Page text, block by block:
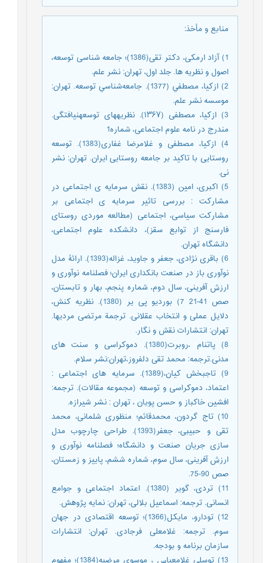
منابع و مأخذ:
1) آزاد ارمکی، دکتر تقی(1386)؛ جامعه شناسی توسعه،
اصول و نظریه ها. جلد اول، تهران: نشر علم.
2) ازكيا، مصطفي (1377). جامعه‌شناسي توسعه. تهران:
موسسه نشر علم.
3) ازکیا، مصطفی (۱۳۶۷). نظریه‎های توسعه‎نیافتگی.
مندرج در نامه علوم اجتماعی، شماره1
4) ازکیا، مصطفی و غلامرضا غفاری(1383). توسعه
روستایی با تاکید بر جامعه روستایی ایران. تهران: نشر
نی.
5) اکبری، امین (1383). نقش سرمایه ی اجتماعی در
مشارکت : بررسی تاثیر سرمایه ی اجتماعی بر
مشارکت سیاسی، اجتماعی (مطالعه موردی روستای
فارسنج از توابع سقز)، دانشکده علوم اجتماعی،
دانشگاه تهران.
6) باقری نژادی، جعفر و جاوید، غزاله(1393). ارائۀ مدل
نوآوری باز در صنعت بانکداری ایران؛ فصلنامه نوآوری و
ارزش آفرینی، سال دوم، شماره پنجم، بهار و تابستان،
صص 41-21 7) بوردیو پی یر (1380). نظریه کنش،
دلایل عملی و انتخاب عقلانی. ترجمة مرتضی مردیها.
تهران: انتشارات نقش و نگار.
8) پاتنام ،روبرت(1380). دموکراسی و سنت های
مدنی.ترجمه: محمد تقی دلفروز،تهران:نشر سلام.
9) تاجبخش کیان،(1389). سرمایه های اجتماعی :
اعتماد، دموکراسی و توسعه (مجموعه مقالات). ترجمه:
افشین خاکباز و حسن پویان ، تهران : نشر شیرازه.
10) تاج گردون، محمدقائم؛ منظوری شلمانی، محمد
تقی و حبیبی، جعفر(1393). طراحی چارچوب مدل
سازی جریان صنعت و دانشگاه؛ فصلنامه نوآوری و
ارزش آفرینی، سال سوم، شماره ششم، پاییز و زمستان،
صص 90-75.
11) تردی، گویر (1380). اعتماد اجتماعی و جوامع
انسانی. ترجمه: اسماعیل بلالی، تهران: نمایه پژوهش.
12) تودارو، مايکل(1366)؛ توسعه اقتصادی در جهان
سوم. ترجمه: غلامعلی فرجادی. تهران: انتشارات
سازمان برنامه و بودجه.